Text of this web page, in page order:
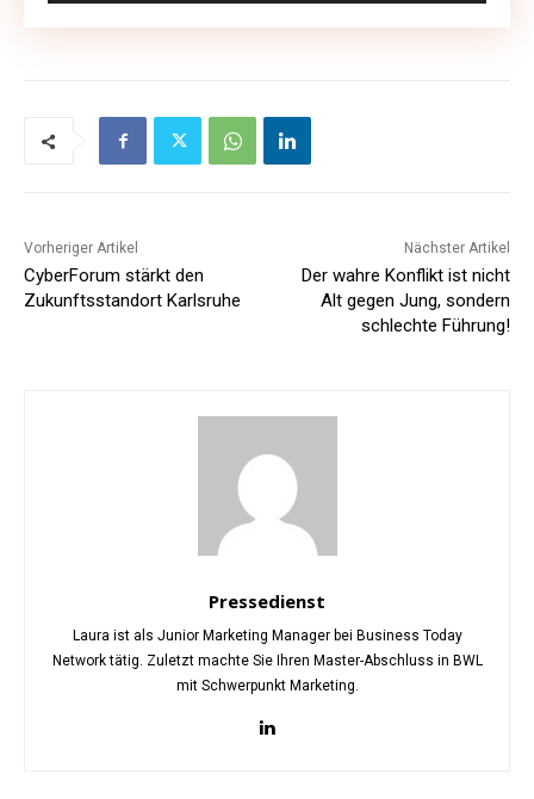
Vorheriger Artikel
CyberForum stärkt den
Zukunftsstandort Karlsruhe
Nächster Artikel
Der wahre Konflikt ist nicht
Alt gegen Jung, sondern
schlechte Führung!
Pressedienst
Laura ist als Junior Marketing Manager bei Business Today
Network tätig. Zuletzt machte Sie Ihren Master-Abschluss in BWL
mit Schwerpunkt Marketing.